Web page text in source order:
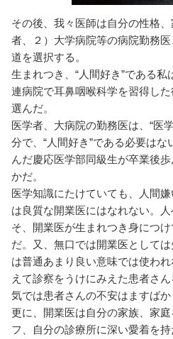
その後、我々医師は自分の性格
者、２）大学病院等の病院勤務
道を選択する。
生まれつき、“人間好き”である
連病院で耳鼻咽喉科学を習得し
選んだ。
医学者、大病院の勤務医は、“医
分で、“人間好き”である必要は
んだ慶応医学部同級生が卒業後
かだ。
医学知識にたけていても、人間
は良質な開業医にはなれない。人
そ、開業医が生まれつき身につ
だ。又、無口では開業医として
は普通あまり良い意味では使わ
えて診察をうけにみえた患者さ
気では患者さんの不安はますばか
更に、開業医は自分の家族、家
フ、自分の診療所に深い愛着を